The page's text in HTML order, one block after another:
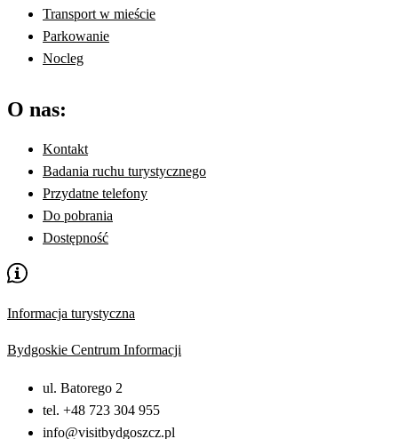
Transport w mieście
Parkowanie
Nocleg
O nas:
Kontakt
Badania ruchu turystycznego
Przydatne telefony
Do pobrania
Dostępność
Informacja turystyczna
Bydgoskie Centrum Informacji
ul. Batorego 2
tel. +48 723 304 955
info@visitbydgoszcz.pl